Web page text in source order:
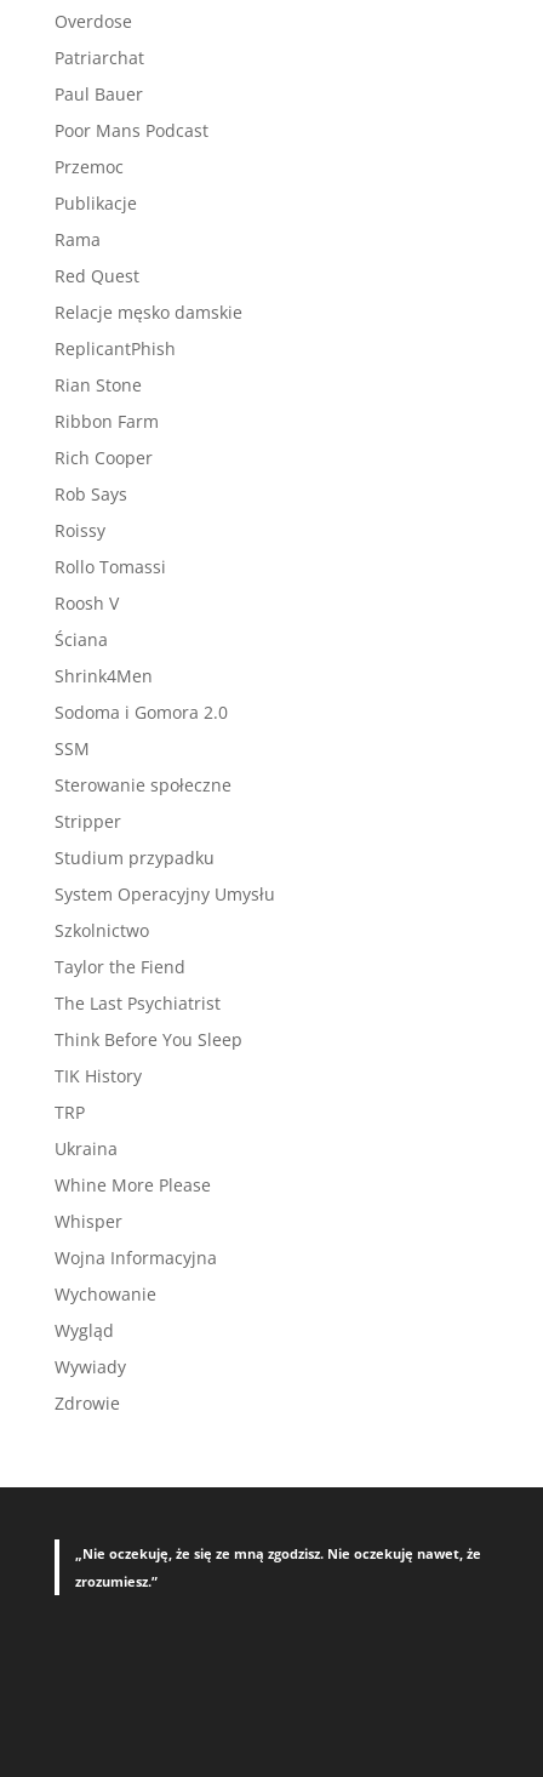
Overdose
Patriarchat
Paul Bauer
Poor Mans Podcast
Przemoc
Publikacje
Rama
Red Quest
Relacje męsko damskie
ReplicantPhish
Rian Stone
Ribbon Farm
Rich Cooper
Rob Says
Roissy
Rollo Tomassi
Roosh V
Ściana
Shrink4Men
Sodoma i Gomora 2.0
SSM
Sterowanie społeczne
Stripper
Studium przypadku
System Operacyjny Umysłu
Szkolnictwo
Taylor the Fiend
The Last Psychiatrist
Think Before You Sleep
TIK History
TRP
Ukraina
Whine More Please
Whisper
Wojna Informacyjna
Wychowanie
Wygląd
Wywiady
Zdrowie
„Nie oczekuję, że się ze mną zgodzisz. Nie oczekuję nawet, że
zrozumiesz.”